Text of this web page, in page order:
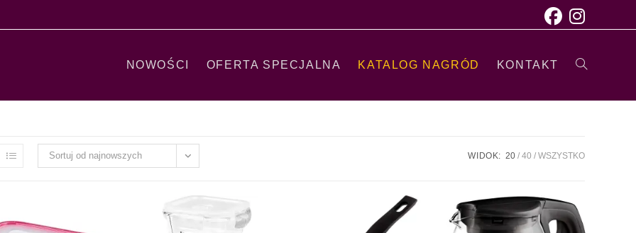
NOWOŚCI OFERTA SPECJALNA KATALOG NAGRÓD KONTAKT
Sortuj od najnowszych WIDOK: 20 40 WSZYSTKO